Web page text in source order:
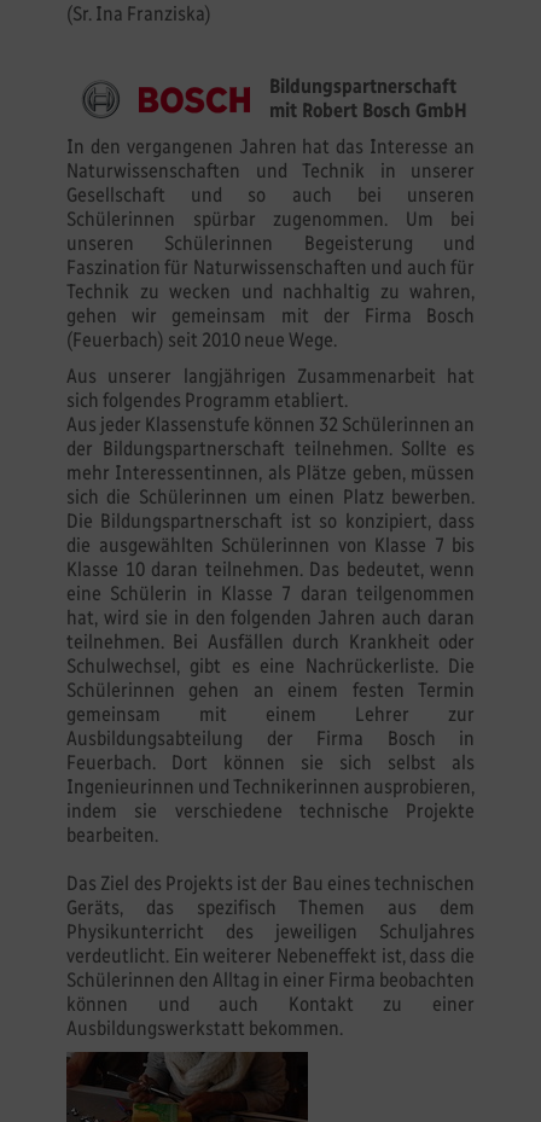
(Sr. Ina Franziska)
Bildungspartnerschaft
mit Robert Bosch GmbH
In den vergangenen Jahren hat das Interesse an
Naturwissenschaften und Technik in unserer
Gesellschaft und so auch bei unseren
Schülerinnen spürbar zugenommen. Um bei
unseren Schülerinnen Begeisterung und
Faszination für Naturwissenschaften und auch für
Technik zu wecken und nachhaltig zu wahren,
gehen wir gemeinsam mit der Firma Bosch
(Feuerbach) seit 2010 neue Wege.
Aus unserer langjährigen Zusammenarbeit hat
sich folgendes Programm etabliert.
Aus jeder Klassenstufe können 32 Schülerinnen an
der Bildungspartnerschaft teilnehmen. Sollte es
mehr Interessentinnen, als Plätze geben, müssen
sich die Schülerinnen um einen Platz bewerben.
Die Bildungspartnerschaft ist so konzipiert, dass
die ausgewählten Schülerinnen von Klasse 7 bis
Klasse 10 daran teilnehmen. Das bedeutet, wenn
eine Schülerin in Klasse 7 daran teilgenommen
hat, wird sie in den folgenden Jahren auch daran
teilnehmen. Bei Ausfällen durch Krankheit oder
Schulwechsel, gibt es eine Nachrückerliste. Die
Schülerinnen gehen an einem festen Termin
gemeinsam mit einem Lehrer zur
Ausbildungsabteilung der Firma Bosch in
Feuerbach. Dort können sie sich selbst als
Ingenieurinnen und Technikerinnen ausprobieren,
indem sie verschiedene technische Projekte
bearbeiten.
Das Ziel des Projekts ist der Bau eines technischen
Geräts, das spezifisch Themen aus dem
Physikunterricht des jeweiligen Schuljahres
verdeutlicht. Ein weiterer Nebeneffekt ist, dass die
Schülerinnen den Alltag in einer Firma beobachten
können und auch Kontakt zu einer
Ausbildungswerkstatt bekommen.